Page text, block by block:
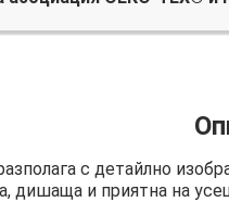
с детайлно
дишаща и приятна на